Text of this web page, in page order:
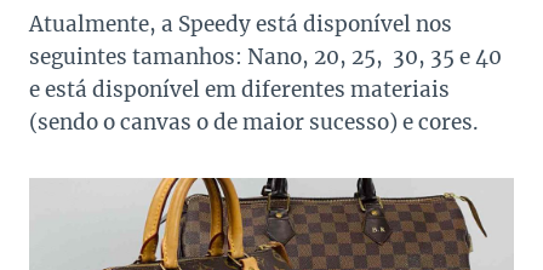
Atualmente, a Speedy está disponível nos
seguintes tamanhos: Nano, 20, 25, 30, 35 e 40
e está disponível em diferentes materiais
(sendo o canvas o de maior sucesso) e cores.